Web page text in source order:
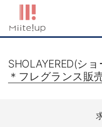
テ
SHOLAYERED(シ
＊フレグランス販